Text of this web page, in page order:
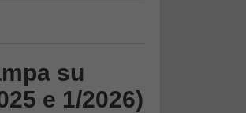
su
e 1/2026)